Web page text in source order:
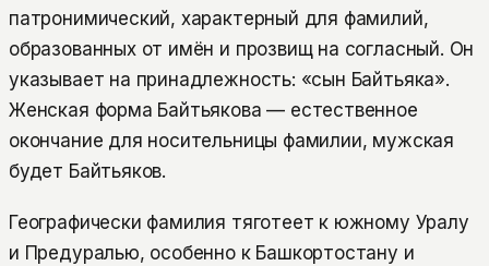
патронимический, характерный для фамилий,
образованных от имён и прозвищ на согласный. Он
указывает на принадлежность: «сын Байтьяка».
Женская форма Байтьякова — естественное
окончание для носительницы фамилии, мужская
будет Байтьяков.
Географически фамилия тяготеет к южному Уралу
и Предуралью, особенно к Башкортостану и